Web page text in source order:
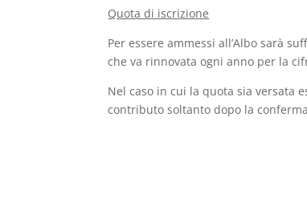
Quota di iscrizione
Per essere ammessi all’Albo sarà
che va rinnovata ogni anno per la
Nel caso in cui la quota sia versata
contributo soltanto dopo la